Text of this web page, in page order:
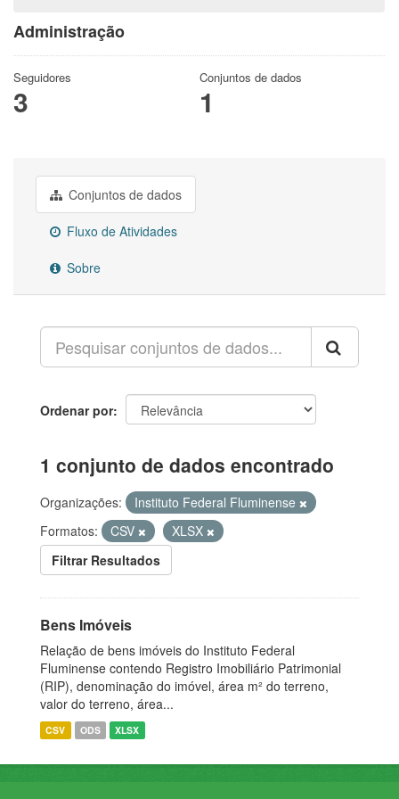
Administração
Seguidores
3
Conjuntos de dados
1
Conjuntos de dados
Fluxo de Atividades
Sobre
Ordenar por
1 conjunto de dados encontrado
Organizações:
Instituto Federal Fluminense
Formatos:
CSV
XLSX
Filtrar Resultados
Bens Imóveis
Relação de bens imóveis do Instituto Federal
Fluminense contendo Registro Imobiliário Patrimonial
(RIP), denominação do imóvel, área m² do terreno,
valor do terreno, área...
CSV ODS XLSX